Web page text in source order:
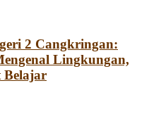
2 Cangkringan:
Lingkungan,
Belajar